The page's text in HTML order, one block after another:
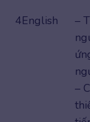
4English
–
–